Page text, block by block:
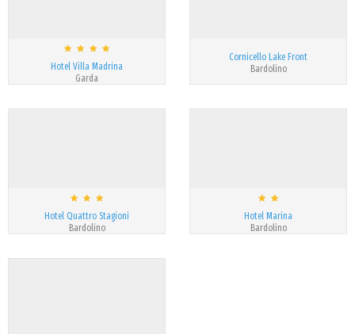
Hotel Villa Madrina
Garda
Cornicello Lake Front
Bardolino
Hotel Quattro Stagioni
Bardolino
Hotel Marina
Bardolino